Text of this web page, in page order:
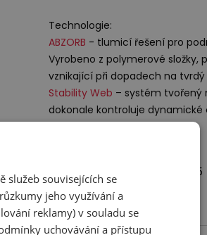
Technologie:
ABZORB - tlumicí řešení pro
Vyrobeno z polymerové složky,
vznikající při dopadech na tvrdý
Stability Web – systém tvořený
dokonale kontroluje dynamické
A-Factorij, Pilotenstraat 35 – 45
1059 CH Amsterdam
Netherlands
služeb souvisejících se
jeho využívání a
reklamy) v souladu se
uchovávání a přístupu